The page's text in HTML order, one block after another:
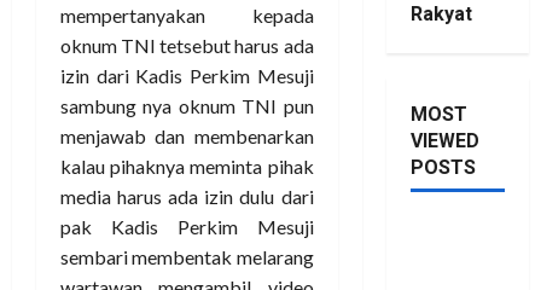
mempertanyakan kepada
oknum TNI tetsebut harus ada
izin dari Kadis Perkim Mesuji
sambung nya oknum TNI pun
menjawab dan membenarkan
kalau pihaknya meminta pihak
media harus ada izin dulu dari
pak Kadis Perkim Mesuji
sembari membentak melarang
Rakyat
MOST
VIEWED
POSTS